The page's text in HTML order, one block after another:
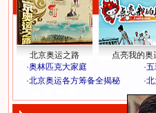
北京奥运之路 点亮我的奥
·奥林匹克大家庭 ·
·北京奥运各方筹备全揭秘 ·北